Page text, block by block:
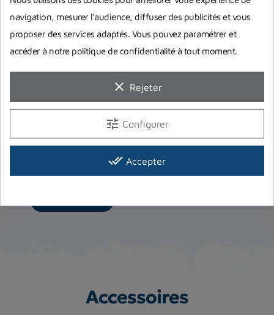
Quelles palmes de chasse sous-
marine choisir pour débuter ?
Choisir ses palmes de chasse sous marine ou
d'apnée quand on débute n'est pas chose facile.
Nous vous conseillons...
Accessoires
navigation, mesurer l’audience, diffuser des publicités et vous
proposer des services adaptés. Vous pouvez paramétrer et
accéder à notre politique de confidentialité à tout moment.
clear Rejeter
tune Configurer
done_all Accepter